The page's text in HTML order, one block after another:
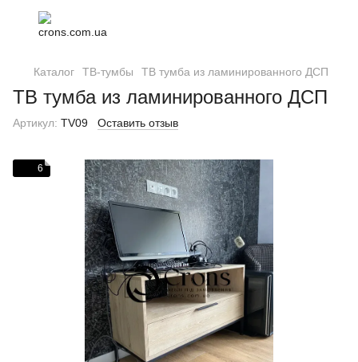
Каталог ТВ-тумбы ТВ тумба из ламинированного ДСП
ТВ тумба из ламинированного ДСП
Артикул: TV09 Оставить отзыв
6